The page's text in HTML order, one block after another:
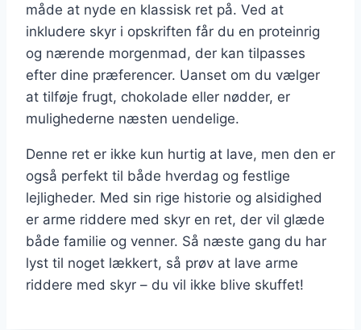
måde at nyde en klassisk ret på. Ved at
inkludere skyr i opskriften får du en proteinrig
og nærende morgenmad, der kan tilpasses
efter dine præferencer. Uanset om du vælger
at tilføje frugt, chokolade eller nødder, er
mulighederne næsten uendelige.
Denne ret er ikke kun hurtig at lave, men den er
også perfekt til både hverdag og festlige
lejligheder. Med sin rige historie og alsidighed
er arme riddere med skyr en ret, der vil glæde
både familie og venner. Så næste gang du har
lyst til noget lækkert, så prøv at lave arme
riddere med skyr – du vil ikke blive skuffet!